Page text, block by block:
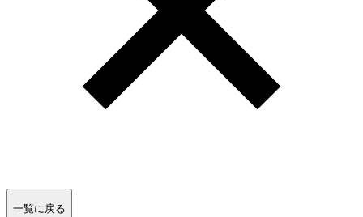
一覧に戻る